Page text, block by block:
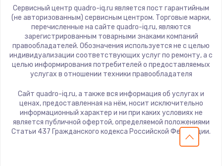
Сервисный центр quadro-iq.ru является пост гарантийным
(не авторизованным) сервисным центром. Торговые марки,
перечисленные на сайте quadro-iq.ru, являются
зарегистрированным товарными знаками компаний
правообладателей. Обозначения используется не с целью
индивидуализации соответствующих услуг по ремонту, а с
целью информирования потребителей о предоставляемых
услугах в отношении техники правообладателя
Сайт quadro-iq.ru, а также вся информация об услугах и
ценах, предоставленная на нём, носит исключительно
информационный характер и ни при каких условиях не
является публичной офертой, определяемой положениями
Статьи 437 Гражданского кодекса Российской Федерации.